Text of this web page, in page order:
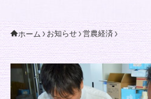
ホーム お知らせ 営農経済